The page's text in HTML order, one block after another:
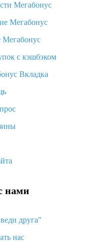
с Алиэкспресс
когда вернут деньги?
как их получить и
это за метод доставки и
Алиэкспресс
с Алиэкспресс
Мегабонус
Мегабонус
с кэшбэком
Вкладка
нами
друга"
нас